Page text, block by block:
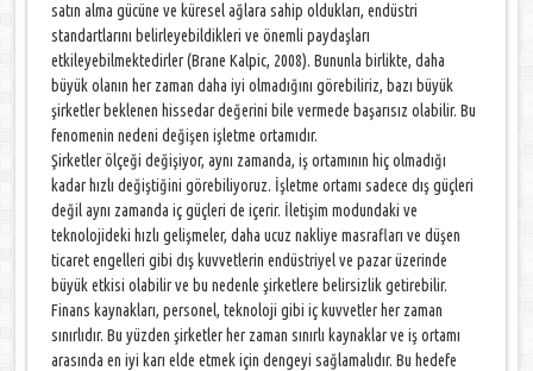
satın alma gücüne ve küresel ağlara sahip oldukları, endüstri
standartlarını belirleyebildikleri ve önemli paydaşları
etkileyebilmektedirler (Brane Kalpic, 2008). Bununla birlikte, daha
büyük olanın her zaman daha iyi olmadığını görebiliriz, bazı büyük
şirketler beklenen hissedar değerini bile vermede başarısız olabilir. Bu
fenomenin nedeni değişen işletme ortamıdır.
Şirketler ölçeği değişiyor, aynı zamanda, iş ortamının hiç olmadığı
kadar hızlı değiştiğini görebiliyoruz. İşletme ortamı sadece dış güçleri
değil aynı zamanda iç güçleri de içerir. İletişim modundaki ve
teknolojideki hızlı gelişmeler, daha ucuz nakliye masrafları ve düşen
ticaret engelleri gibi dış kuvvetlerin endüstriyel ve pazar üzerinde
büyük etkisi olabilir ve bu nedenle şirketlere belirsizlik getirebilir.
Finans kaynakları, personel, teknoloji gibi iç kuvvetler her zaman
sınırlıdır. Bu yüzden şirketler her zaman sınırlı kaynaklar ve iş ortamı
arasında en iyi karı elde etmek için dengeyi sağlamalıdır. Bu hedefe